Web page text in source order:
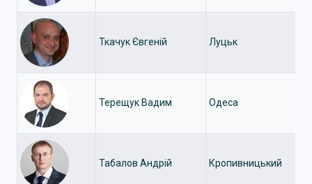
Ткачук Євгеній Луцьк
Терещук Вадим Одеса
Табалов Андрій Кропивницький